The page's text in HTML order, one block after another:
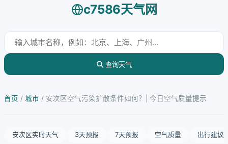
c7586天气网
查询天气
首页 / 城市 / 安次区空气污染扩散条件如何？| 今日空气质量提示
安次区实时天气 3天预报 7天预报 空气质量 出行建议